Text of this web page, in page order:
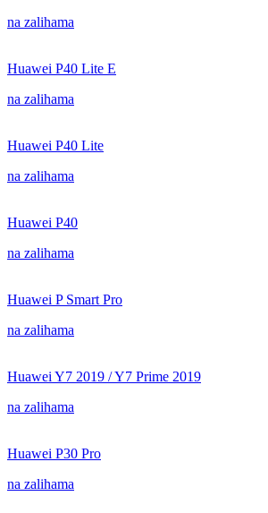
na zalihama
Huawei P40 Lite E
na zalihama
Huawei P40 Lite
na zalihama
Huawei P40
na zalihama
Huawei P Smart Pro
na zalihama
Huawei Y7 2019 / Y7 Prime 2019
na zalihama
Huawei P30 Pro
na zalihama